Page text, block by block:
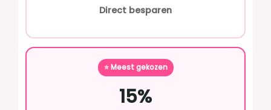
Direct besparen
⭐ Meest gekozen
15%